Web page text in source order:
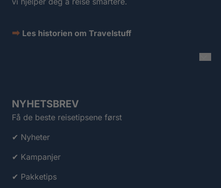
➡ Les historien om Travelstuff
NYHETSBREV
Få de beste reisetipsene først
✔ Nyheter
✔ Kampanjer
✔ Pakketips